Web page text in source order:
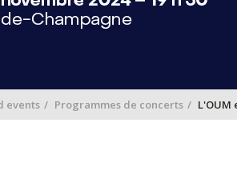
events Programmes de concerts L'OUM